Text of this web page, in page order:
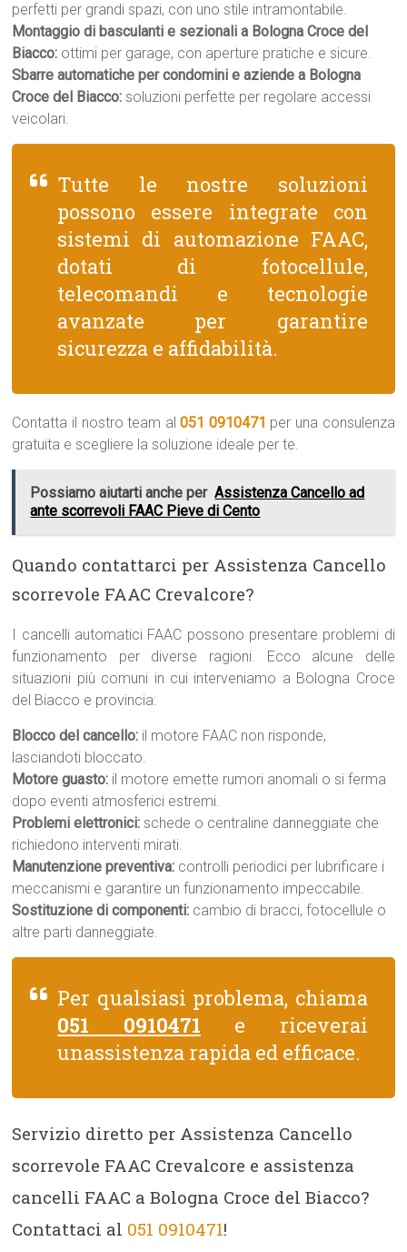
perfetti per grandi spazi, con uno stile intramontabile.
Montaggio di basculanti e sezionali a Bologna Croce del
Biacco: ottimi per garage, con aperture pratiche e sicure.
Sbarre automatiche per condomini e aziende a Bologna
Croce del Biacco: soluzioni perfette per regolare accessi
veicolari.
Tutte le nostre soluzioni
possono essere integrate con
sistemi di automazione FAAC,
dotati di fotocellule,
telecomandi e tecnologie
avanzate per garantire
sicurezza e affidabilità.
Contatta il nostro team al051 0910471 per una consulenza
gratuita e scegliere la soluzione ideale per te.
Possiamo aiutarti anche per Assistenza Cancello ad
ante scorrevoli FAAC Pieve di Cento
Quando contattarci per Assistenza Cancello
scorrevole FAAC Crevalcore?
I cancelli automatici FAAC possono presentare problemi di
funzionamento per diverse ragioni. Ecco alcune delle
situazioni più comuni in cui interveniamo a Bologna Croce
del Biacco e provincia:
Blocco del cancello: il motore FAAC non risponde,
lasciandoti bloccato.
Motore guasto: il motore emette rumori anomali o si ferma
dopo eventi atmosferici estremi.
Problemi elettronici: schede o centraline danneggiate che
richiedono interventi mirati.
Manutenzione preventiva: controlli periodici per lubrificare i
meccanismi e garantire un funzionamento impeccabile.
Sostituzione di componenti: cambio di bracci, fotocellule o
altre parti danneggiate.
Per qualsiasi problema, chiama
051 0910471 e riceverai
unassistenza rapida ed efficace.
Servizio diretto per Assistenza Cancello
scorrevole FAAC Crevalcore e assistenza
cancelli FAAC a Bologna Croce del Biacco?
Contattaci al 051 0910471!